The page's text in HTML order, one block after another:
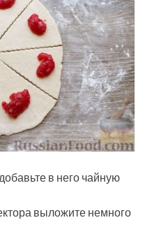
в него чайную
выложите немного